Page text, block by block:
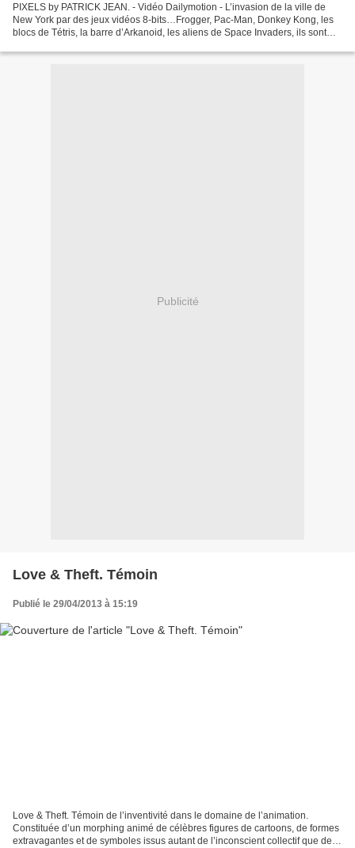
PIXELS by PATRICK JEAN. - Vidéo Dailymotion - L’invasion de la ville de
New York par des jeux vidéos 8-bits…Frogger, Pac-Man, Donkey Kong, les
blocs de Tétris, la barre d’Arkanoid, les aliens de Space Invaders, ils sont
Publicité
Love & Theft. Témoin
Publié le 29/04/2013 à 15:19
Love & Theft. Témoin de l’inventivité dans le domaine de l’animation.
Constituée d’un morphing animé de célèbres figures de cartoons, de formes
extravagantes et de symboles issus autant de l’inconscient collectif que de